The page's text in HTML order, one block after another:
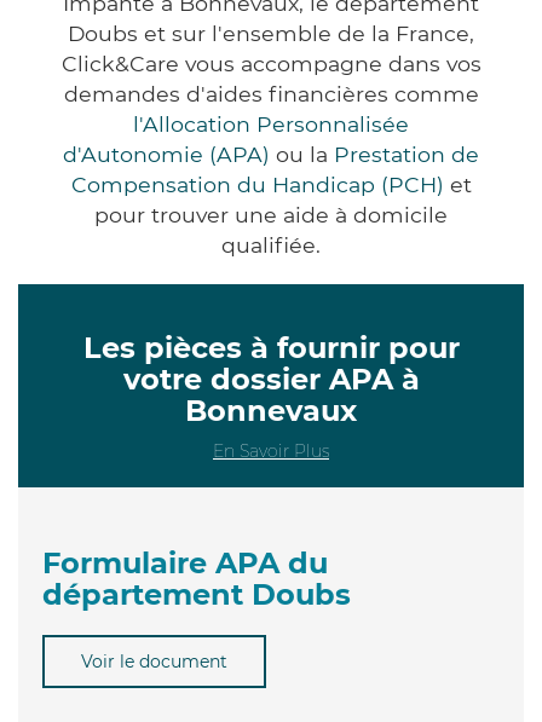
Doubs et sur l'ensemble de la France,
Click&Care vous accompagne dans vos
demandes d'aides financières comme
l'Allocation Personnalisée
d'Autonomie (APA) ou la Prestation de
Compensation du Handicap (PCH) et
pour trouver une aide à domicile
qualifiée.
Les pièces à fournir pour
votre dossier APA à
Bonnevaux
En Savoir Plus
Formulaire APA du
département Doubs
Voir le document